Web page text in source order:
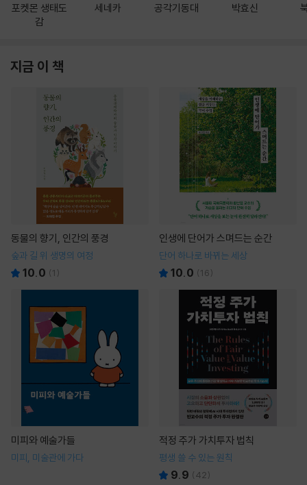
포켓몬 생태도
감
세네카 공각기동대 박효신
지금 이 책
동물의 향기, 인간의 풍경
숲과 길 위 생명의 여정
10.0 (1 )
인생에 단어가 스며드는 순간
단어 하나로 바뀌는 세상
10.0 (16)
미피와 예술가들
미피, 미술관에 가다
적정 주가 가치투자 법칙
평생 쓸 수 있는 원칙
9.9 (42)